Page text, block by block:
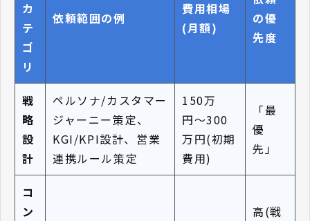
カ
テ
ゴ
リ
依頼範囲の例
費用相場
(月額)
の優
先度
戦
略
設
計
ペルソナ/カスタマー
ジャーニー策定、
KGI/KPI設計、営業
連携ルール策定
150万
円〜300
万円(初期
費用)
「最
優
先」
コ
ン
高(戦